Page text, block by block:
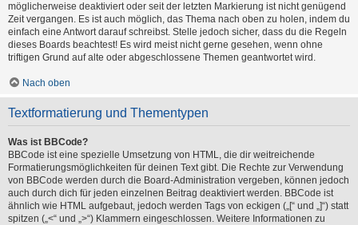
möglicherweise deaktiviert oder seit der letzten Markierung ist nicht genügend
Zeit vergangen. Es ist auch möglich, das Thema nach oben zu holen, indem du
einfach eine Antwort darauf schreibst. Stelle jedoch sicher, dass du die Regeln
dieses Boards beachtest! Es wird meist nicht gerne gesehen, wenn ohne
triftigen Grund auf alte oder abgeschlossene Themen geantwortet wird.
Nach oben
Textformatierung und Thementypen
Was ist BBCode?
BBCode ist eine spezielle Umsetzung von HTML, die dir weitreichende
Formatierungsmöglichkeiten für deinen Text gibt. Die Rechte zur Verwendung
von BBCode werden durch die Board-Administration vergeben, können jedoch
auch durch dich für jeden einzelnen Beitrag deaktiviert werden. BBCode ist
ähnlich wie HTML aufgebaut, jedoch werden Tags von eckigen („[“ und „]“) statt
spitzen („<“ und „>“) Klammern eingeschlossen. Weitere Informationen zu